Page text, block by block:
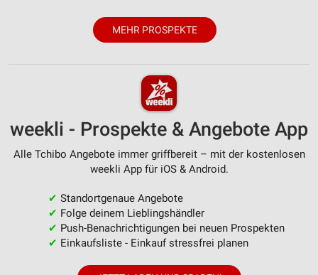
MEHR PROSPEKTE
weekli - Prospekte & Angebote App
Alle Tchibo Angebote immer griffbereit – mit der kostenlosen
weekli App für iOS & Android.
✔ Standortgenaue Angebote
✔ Folge deinem Lieblingshändler
✔ Push-Benachrichtigungen bei neuen Prospekten
✔ Einkaufsliste - Einkauf stressfrei planen